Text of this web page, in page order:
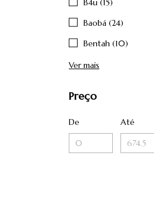
B4u (15)
Baobá (24)
Bentah (10)
Ver mais
Preço
De Até